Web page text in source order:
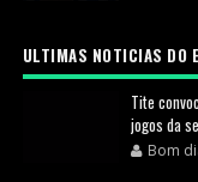
ULTIMAS NOTICIAS DO
Tite
jogos da
Bom